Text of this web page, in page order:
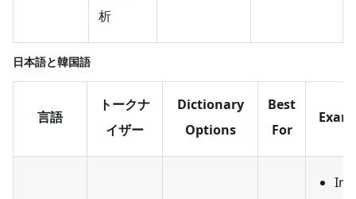
析
日本語と韓国語
言語
トークナ
イザー
Dictionary
Options
Best
For